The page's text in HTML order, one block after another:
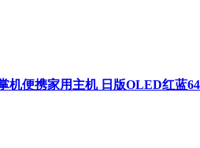
便携家用主机 日版OLED红蓝